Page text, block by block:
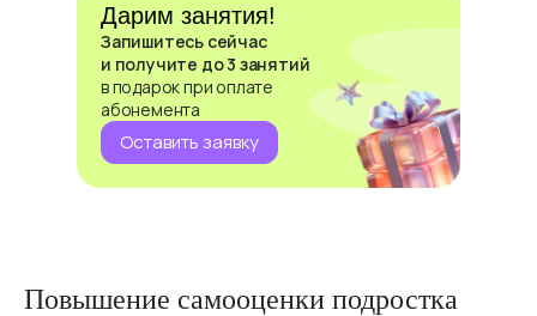
Дарим занятия!
Запишитесь сейчас
и получите до 3 занятий
в подарок при оплате
абонемента
Оставить заявку
Повышение самооценки подростка